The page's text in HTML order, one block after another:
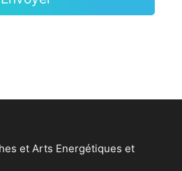
et Arts Energétiques et